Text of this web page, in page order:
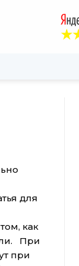
для
как
При
при